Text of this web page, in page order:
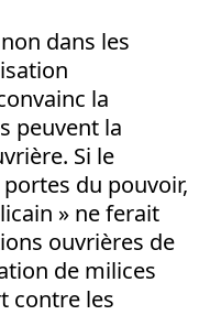
dans les
la
peuvent la
Si le
du pouvoir,
» ne ferait
ouvrières de
de milices
contre les